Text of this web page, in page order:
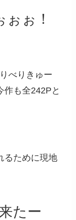
ぉ！
べりきゅー
作も全242Pと
るために現地
たー